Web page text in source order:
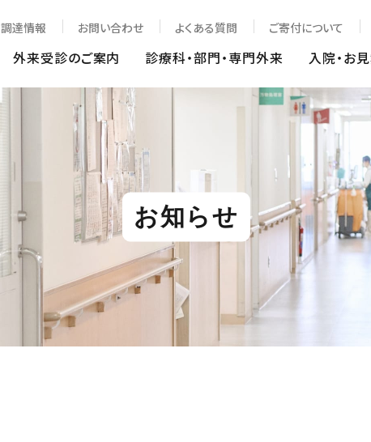
調達情報 お問い合わせ よくある質問 ご寄付について
外来受診のご案内 診療科・部門・専門外来 入院・お
お知らせ